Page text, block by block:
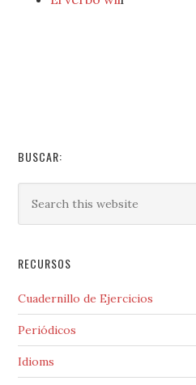
BUSCAR:
RECURSOS
Cuadernillo de Ejercicios
Periódicos
Idioms